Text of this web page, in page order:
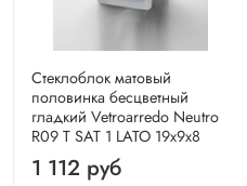
Стеклоблок матовый
половинка бесцветный
гладкий Vetroarredo Neutro
R09 T SAT 1 LATO 19x9x8
1 112 руб